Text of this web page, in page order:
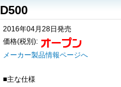
D500
2016年04月28日発売
価格(税別):
メーカー製品情報ページへ
■主な仕様